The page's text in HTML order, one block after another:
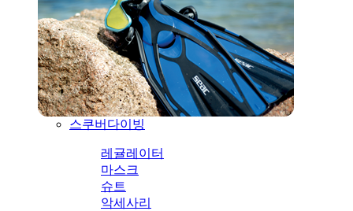
스쿠버다이빙
레귤레이터
마스크
슈트
악세사리